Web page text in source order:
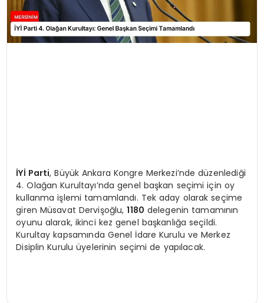
İYİ Parti, Büyük Ankara Kongre Merkezi’nde düzenlediği
4. Olağan Kurultayı’nda genel başkan seçimi için oy
kullanma işlemi tamamlandı. Tek aday olarak seçime
giren Müsavat Dervişoğlu,1180 delegenin tamamının
oyunu alarak, ikinci kez genel başkanlığa seçildi.
Kurultay kapsamında Genel İdare Kurulu ve Merkez
Disiplin Kurulu üyelerinin seçimi de yapılacak.